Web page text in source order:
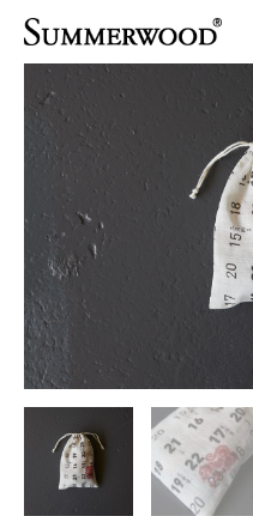
绳
袋
（年
历
再
造）
数